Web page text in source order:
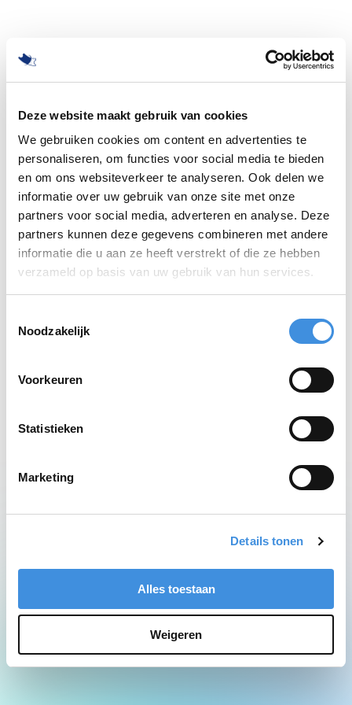
Deze website maakt gebruik van cookies
We gebruiken cookies om content en advertenties te
personaliseren, om functies voor social media te bieden
en om ons websiteverkeer te analyseren. Ook delen we
informatie over uw gebruik van onze site met onze
partners voor social media, adverteren en analyse. Deze
partners kunnen deze gegevens combineren met andere
informatie die u aan ze heeft verstrekt of die ze hebben
verzameld op basis van uw gebruik van hun services.
Noodzakelijk
Voorkeuren
Statistieken
Marketing
Details tonen
Alles toestaan
Weigeren
500